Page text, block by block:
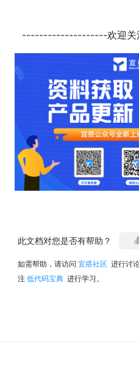
--------------------欢迎
此文档对您是否有帮助？
如需帮助，请访问 宜搭社区 进行讨
注 低代码宝典 进行学习。